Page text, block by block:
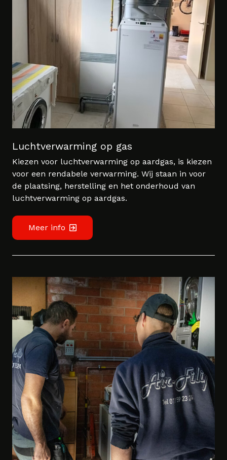
Luchtverwarming op gas
Kiezen voor luchtverwarming op aardgas, is kiezen
voor een rendabele verwarming. Wij staan in voor
de plaatsing, herstelling en het onderhoud van
luchtverwarming op aardgas.
Meer info